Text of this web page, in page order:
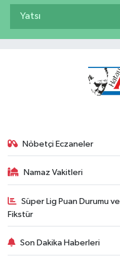
Yatsı
Nöbetçi Eczaneler
Namaz Vakitleri
Süper Lig Puan Durumu ve
Fikstür
Son Dakika Haberleri